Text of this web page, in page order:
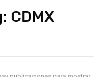
CDMX